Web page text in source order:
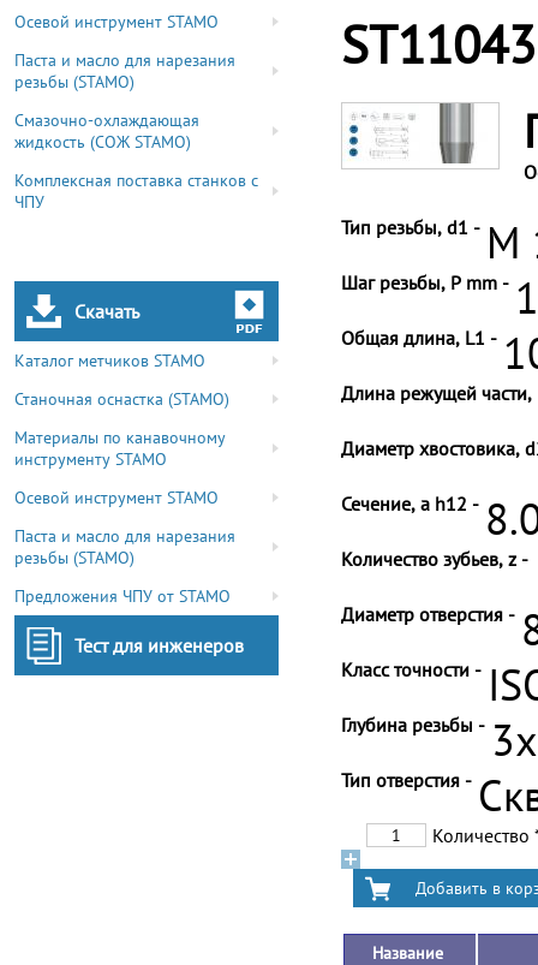
Осевой инструмент STAMO
Паста и масло для нарезания
резьбы (STAMO)
Смазочно-охлаждающая
жидкость (СОЖ STAMO)
Комплексная поставка станков с
ЧПУ
Скачать
Каталог метчиков STAMO
Станочная оснастка (STAMO)
Материалы по канавочному
инструменту STAMO
Осевой инструмент STAMO
Паста и масло для нарезания
резьбы (STAMO)
Предложения ЧПУ от STAMO
Тест для инженеров
Тип резьбы, d1 - M
Шаг резьбы, P mm -
Общая длина, L1 -
Длина режущей части,
Диаметр хвостовика,
Сечение, a h12 -
Количество зубьев, z -
Диаметр отверстия -
Класс точности -
Глубина резьбы -
Тип отверстия -
Количество
Название